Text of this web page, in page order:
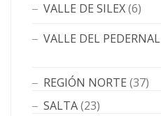
VALLE DE SILEX(6)
VALLE DEL PEDERNAL
REGIÓN NORTE (37)
SALTA(23)